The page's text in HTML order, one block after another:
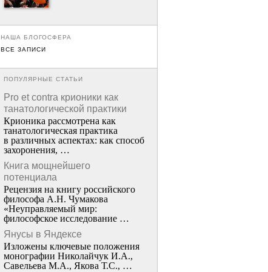
НАША БЛОГОСФЕРА
ВСЕ ЗАПИСИ
ПОПУЛЯРНЫЕ СТАТЬИ
Pro et contra крионики как
танатологической практики
Крионика рассмотрена как
танатологическая практика
в различных аспектах: как способ
захоронения, …
Книга мощнейшего
потенциала
Рецензия на книгу российского
философа А.Н. Чумакова
«Неуправляемый мир:
философское исследование …
Янусы в Яндексе
Изложены ключевые положения
монографии Николайчук И.А.,
Савельева М.А., Якова Т.С., …